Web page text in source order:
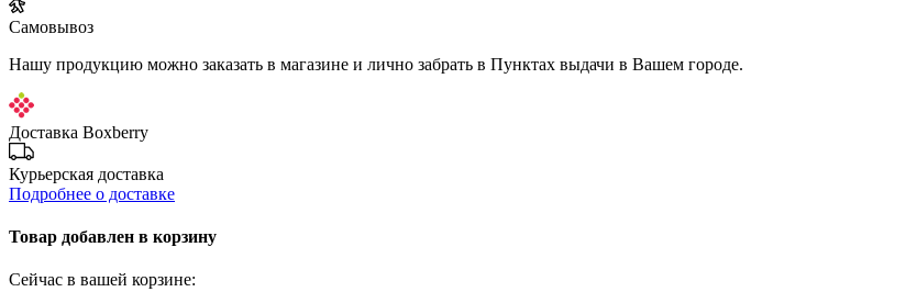
Самовывоз
Нашу продукцию можно заказать в магазине и лично забрать в Пунктах выдачи в Вашем городе.
Доставка Boxberry
Курьерская доставка
Подробнее о доставке
Товар добавлен в корзину
Сейчас в вашей корзине: